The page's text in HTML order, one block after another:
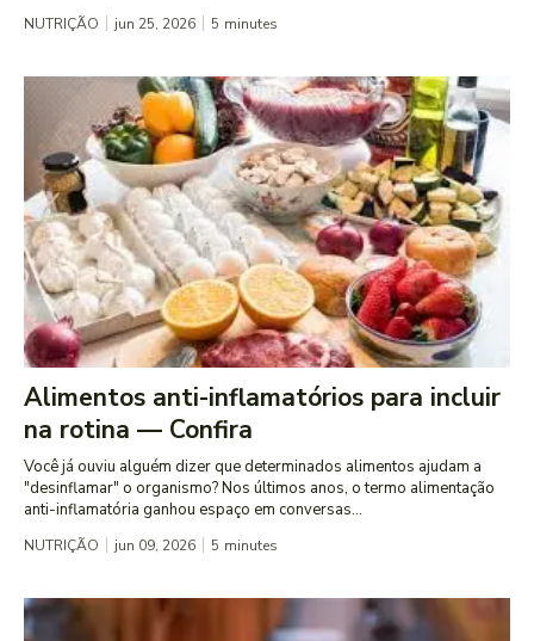
NUTRIÇÃO jun 25, 2026 5 minutes
Alimentos anti-inflamatórios para incluir
na rotina — Confira
Você já ouviu alguém dizer que determinados alimentos ajudam a
"desinflamar" o organismo? Nos últimos anos, o termo alimentação
anti-inflamatória ganhou espaço em conversas...
NUTRIÇÃO jun 09, 2026 5 minutes